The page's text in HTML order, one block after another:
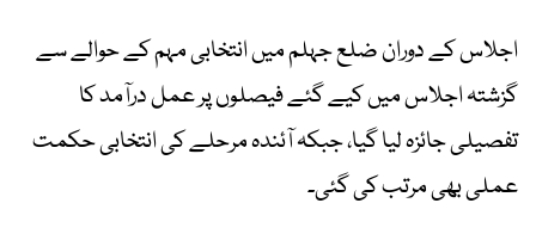
اجلاس کے دوران ضلع جہلم میں انتخابی مہم کے حوالے سے
گزشتہ اجلاس میں کیے گئے فیصلوں پر عمل درآمد کا
تفصیلی جائزہ لیا گیا، جبکہ آئندہ مرحلے کی انتخابی حکمت
عملی بھی مرتب کی گئی۔